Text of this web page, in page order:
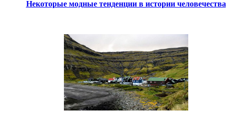
Некоторые модные тенденции в истории человечества